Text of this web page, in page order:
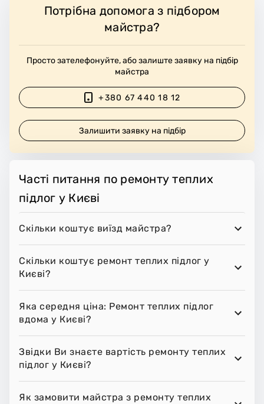
Потрібна допомога з підбором
майстра?
Просто зателефонуйте, або залиште заявку на підбір
майстра
+380 67 440 18 12
Залишити заявку на підбір
Часті питання по ремонту теплих
підлог у Києві
Скільки коштує виїзд майстра?
Скільки коштує ремонт теплих підлог у
Києві?
Яка середня ціна: Ремонт теплих підлог
вдома у Києві?
Звідки Ви знаєте вартість ремонту теплих
підлог у Києві?
Як замовити майстра з ремонту теплих